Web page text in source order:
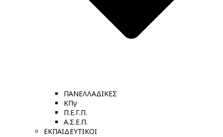
ΠΑΝΕΛΛΑΔΙΚΕΣ
ΚΠγ
Π.Ε.Γ.Π.
Α.Σ.Ε.Π.
ΕΚΠΑΙΔΕΥΤΙΚΟΙ